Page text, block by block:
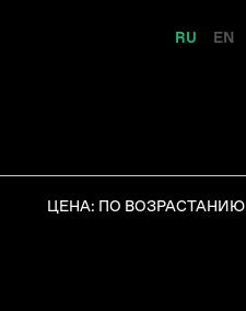
RU EN
ЦЕНА: ПО ВОЗРАСТАНИЮ